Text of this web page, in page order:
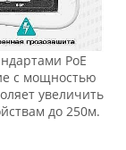
PoE
с мощностью
увеличить
до 250м.